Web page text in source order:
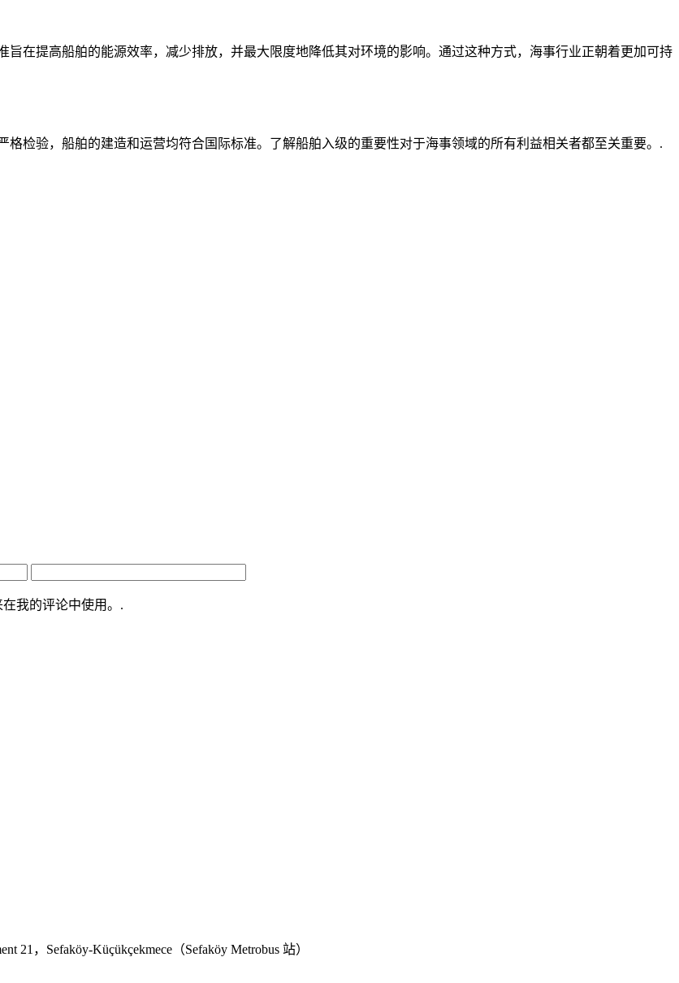
在提高船舶的能源效率，减少排放，并最大限度地降低其对环境的影响。通过这种方式，海事行业正朝着更加可持
检验，船舶的建造和运营均符合国际标准。了解船舶入级的重要性对于海事领域的所有利益相关者都至关重要。.
我的评论中使用。.
21，Sefaköy-Küçükçekmece（Sefaköy Metrobus 站）